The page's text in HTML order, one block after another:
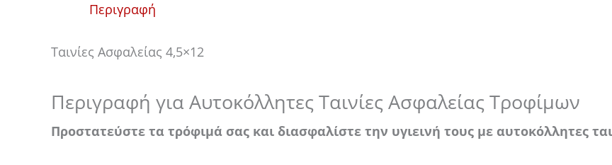
Περιγραφή
Ταινίες Ασφαλείας 4,5×12
Περιγραφή για Αυτοκόλλητες Ταινίες Ασφαλείας Τροφίμων
Προστατεύστε τα τρόφιμά σας και διασφαλίστε την υγιεινή τους με αυτοκόλλητες